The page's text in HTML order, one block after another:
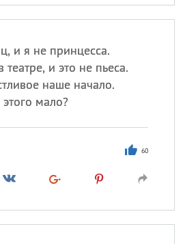
и я не принцесса.
и это не пьеса.
наше начало.
мало?
60